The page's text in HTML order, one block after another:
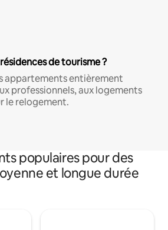
de tourisme ?
appartements entièrement
professionnels, aux logements
le relogement.
populaires pour des
et longue durée